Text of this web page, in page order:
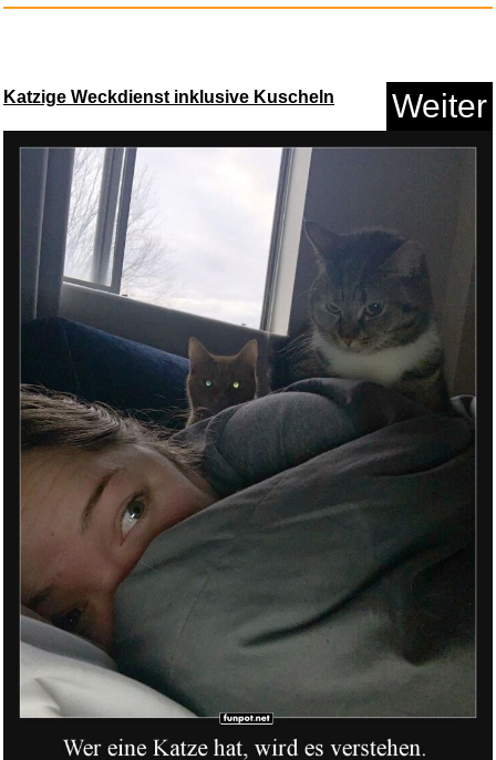
Anzeige
D'Addario XL Nickel EXL115 E-
G...
Anzeige
Wärmeabweiser für So...
Katzige Weckdienst inklusive Kuscheln Weiter